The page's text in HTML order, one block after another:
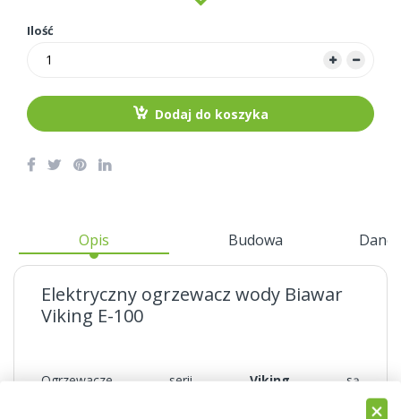
Ilość
Dodaj do koszyka
Opis Budowa Dane
Elektryczny ogrzewacz wody Biawar
Viking E-100
Ogrzewacze serii Viking są